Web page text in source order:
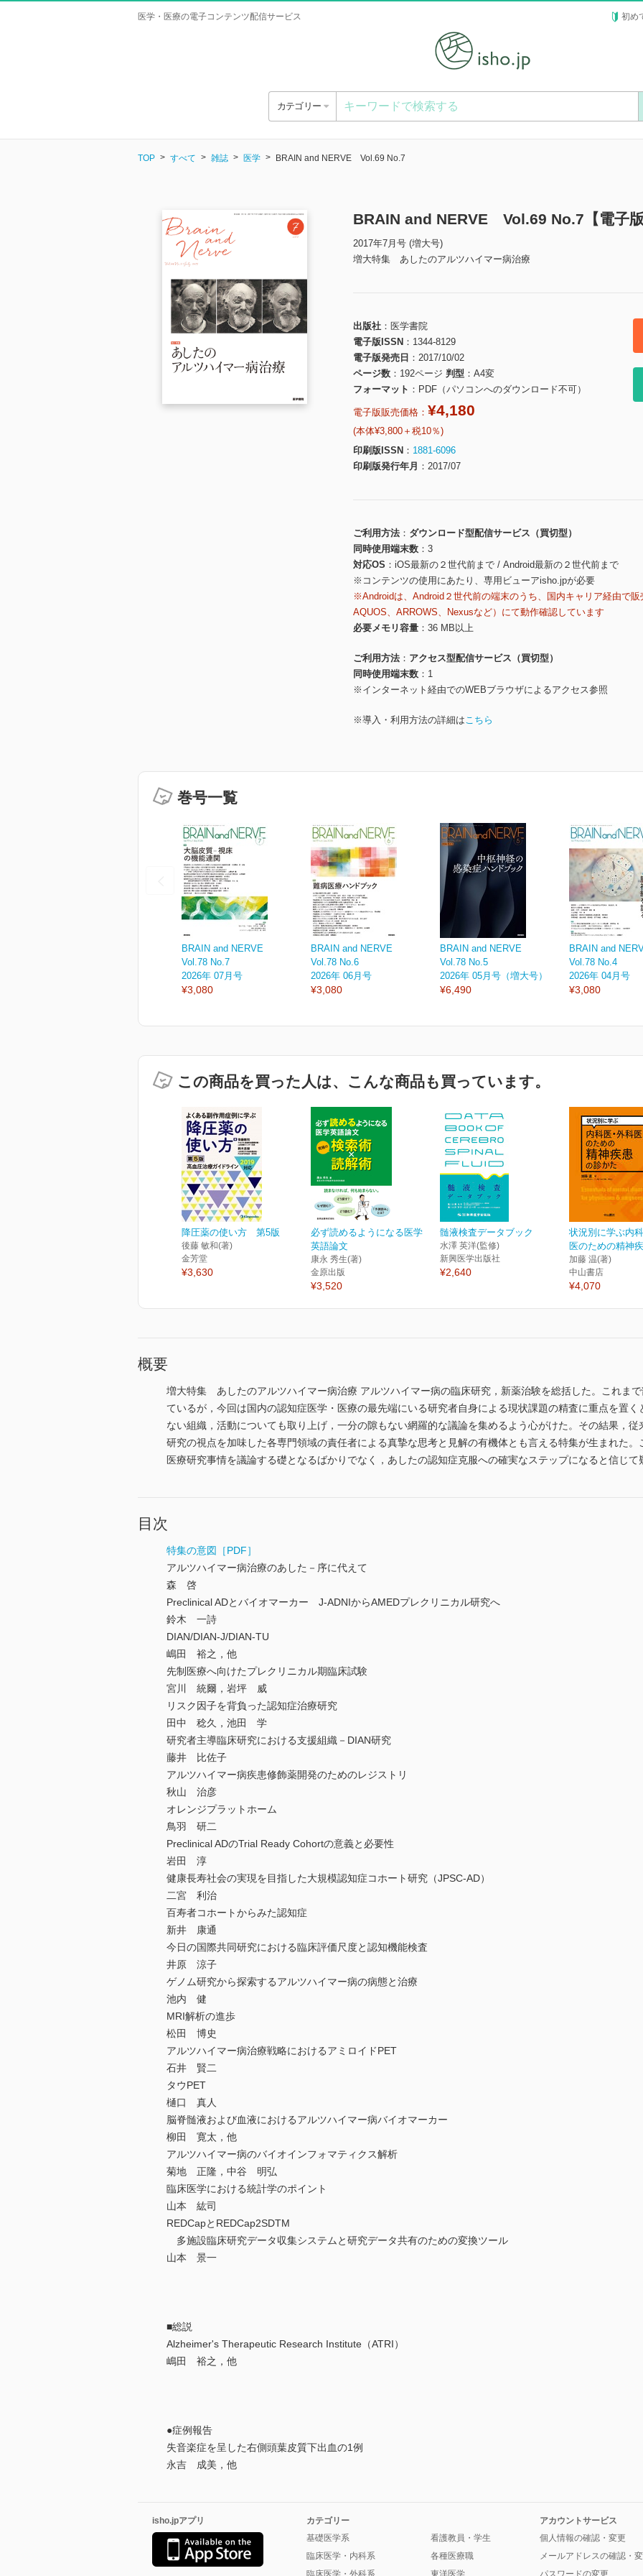
医学・医療の電子コンテンツ配信サービス 初め
カテゴリー
TOP すべて 雑誌 医学 BRAIN and NERVE Vol.69 No.7
BRAIN and NERVE Vol.69 No.7【電子版
2017年7月号 (増大号)
増大特集 あしたのアルツハイマー病治療
出版社
医学書院
電子版ISSN
1344-8129
電子版発売日
2017/10/02
ページ数
192ページ 判型
A4変
フォーマット
PDF（パソコンへのダウンロード不可）
電子版販売価格： ¥4,180
(本体¥3,800＋税10％)
印刷版ISSN
1881-6096
印刷版発行年月
2017/07
ご利用方法
ダウンロード型配信サービス（買切型）
同時使用端末数
3
対応OS
iOS最新の２世代前まで / Android最新の２世代前まで
※コンテンツの使用にあたり、専用ビューアisho.jpが必要
※Androidは、Android２世代前の端末のうち、国内キャリア経由で販
AQUOS、ARROWS、Nexusなど）にて動作確認しています
必要メモリ容量
36 MB以上
ご利用方法
アクセス型配信サービス（買切型）
同時使用端末数
1
※インターネット経由でのWEBブラウザによるアクセス参照
※導入・利用方法の詳細はこちら
巻号一覧
BRAIN and NERVE
Vol.78 No.7
2026年 07月号
¥3,080
BRAIN and NERVE
Vol.78 No.6
2026年 06月号
¥3,080
BRAIN and NERVE
Vol.78 No.5
2026年 05月号（増大号）
¥6,490
BRAIN and
Vol.78 No.4
2026年 04月号
¥3,080
この商品を買った人は、こんな商品も買っています。
降圧薬の使い方 第5版
後藤 敏和(著)
金芳堂
¥3,630
必ず読めるようになる医学
英語論文
康永 秀生(著)
金原出版
¥3,520
髄液検査データブック
水澤 英洋(監修)
新興医学出版社
¥2,640
状況別に学ぶ内
医のための精神
加藤 温(著)
中山書店
¥4,070
概要
増大特集 あしたのアルツハイマー病治療 アルツハイマー病の臨床研究，新薬治験を総括した。これま
ているが，今回は国内の認知症医学・医療の最先端にいる研究者自身による現状課題の精査に重点を置
ない組織，活動についても取り上げ，一分の隙もない網羅的な議論を集めるよう心がけた。その結果，
研究の視点を加味した各専門領域の責任者による真摯な思考と見解の有機体とも言える特集が生まれた
医療研究事情を議論する礎となるばかりでなく，あしたの認知症克服への確実なステップになると信じて
目次
特集の意図［PDF］
アルツハイマー病治療のあした－序に代えて
森 啓
Preclinical ADとバイオマーカー J-ADNIからAMEDプレクリニカル研究へ
鈴木 一詩
DIAN/DIAN-J/DIAN-TU
嶋田 裕之，他
先制医療へ向けたプレクリニカル期臨床試験
宮川 統爾，岩坪 威
リスク因子を背負った認知症治療研究
田中 稔久，池田 学
研究者主導臨床研究における支援組織－DIAN研究
藤井 比佐子
アルツハイマー病疾患修飾薬開発のためのレジストリ
秋山 治彦
オレンジプラットホーム
鳥羽 研二
Preclinical ADのTrial Ready Cohortの意義と必要性
岩田 淳
健康長寿社会の実現を目指した大規模認知症コホート研究（JPSC-AD）
二宮 利治
百寿者コホートからみた認知症
新井 康通
今日の国際共同研究における臨床評価尺度と認知機能検査
井原 涼子
ゲノム研究から探索するアルツハイマー病の病態と治療
池内 健
MRI解析の進歩
松田 博史
アルツハイマー病治療戦略におけるアミロイドPET
石井 賢二
タウPET
樋口 真人
脳脊髄液および血液におけるアルツハイマー病バイオマーカー
柳田 寛太，他
アルツハイマー病のバイオインフォマティクス解析
菊地 正隆，中谷 明弘
臨床医学における統計学のポイント
山本 紘司
REDCapとREDCap2SDTM
多施設臨床研究データ収集システムと研究データ共有のための変換ツール
山本 景一
■総説
Alzheimer's Therapeutic Research Institute（ATRI）
嶋田 裕之，他
●症例報告
失音楽症を呈した右側頭葉皮質下出血の1例
永吉 成美，他
isho.jpアプリ
カテゴリー
基礎医学系
臨床医学・内科系
看護教員・学生
各種医療職
アカウントサービス
個人情報の確認・変更
メールアドレスの確認・